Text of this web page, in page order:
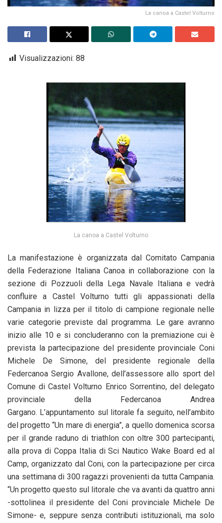
La canoa a Castel Volturno
Visualizzazioni: 88
La canoa a Castel Volturno
La manifestazione è organizzata dal Comitato Campania
della Federazione Italiana Canoa in collaborazione con la
sezione di Pozzuoli della Lega Navale Italiana e vedrà
confluire a Castel Volturno tutti gli appassionati della
Campania in lizza per il titolo di campione regionale nelle
varie categorie previste dal programma. Le gare avranno
inizio alle 10 e si concluderanno con la premiazione cui è
prevista la partecipazione del presidente provinciale Coni
Michele De Simone, del presidente regionale della
Federcanoa Sergio Avallone, dell’assessore allo sport del
Comune di Castel Volturno Enrico Sorrentino, del delegato
provinciale della Federcanoa Andrea
Gargano. L’appuntamento sul litorale fa seguito, nell’ambito
del progetto “Un mare di energia”, a quello domenica scorsa
per il grande raduno di triathlon con oltre 300 partecipanti,
alla prova di Coppa Italia di Sci Nautico Wake Board ed al
Camp, organizzato dal Coni, con la partecipazione per circa
una settimana di 300 ragazzi provenienti da tutta Campania.
“Un progetto questo sul litorale che va avanti da quattro anni
-sottolinea il presidente del Coni provinciale Michele De
Simone- e, seppure senza contributi istituzionali, ma solo